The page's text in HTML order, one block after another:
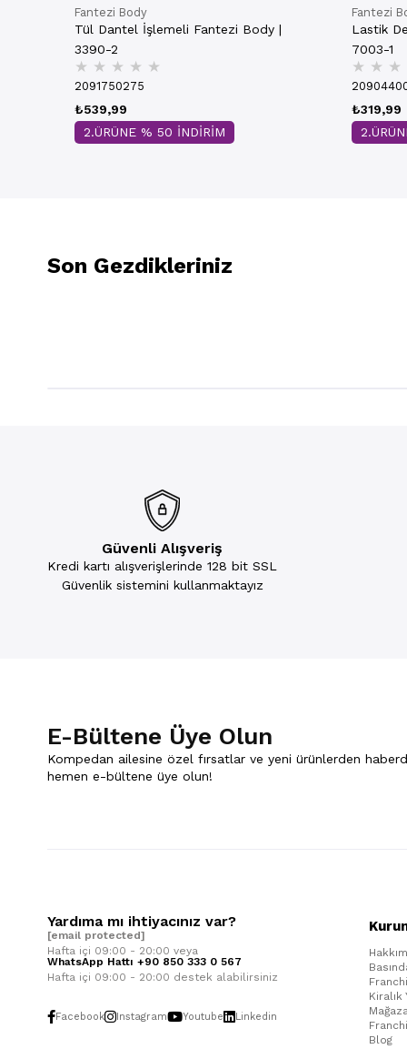
Fantezi Body
Tül Dantel İşlemeli Fantezi Body |
3390-2
★ ★ ★ ★ ★
2091750275
₺539,99
2.ÜRÜNE % 50 İNDİRİM
Fantezi
Lastik
7003-1
★ ★ ★
₺319,99
Son Gezdikleriniz
Güvenli Alışveriş
Kredi kartı alışverişlerinde 128 bit SSL
Güvenlik sistemini kullanmaktayız
E-Bültene Üye Olun
Kompedan ailesine özel fırsatlar ve yeni ürünlerden
hemen e-bültene üye olun!
Yardıma mı ihtiyacınız var?
[email protected]
Hafta içi 09:00 - 20:00 veya
WhatsApp Hattı +90 850 333 0 567
Hafta içi 09:00 - 20:00 destek alabilirsiniz
Facebook Instagram Youtube Linkedin
Kiralık
Blog